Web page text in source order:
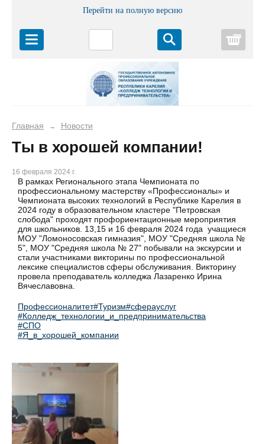
Перейти на полную версию
Главная → Новости
Ты в хорошей компании!
16 февраля 2024 г.
В рамках Регионального этапа Чемпионата по
профессиональному мастерству «Профессионалы» и
Чемпионата высоких технологий в Республике Карелия в
2024 году в образовательном кластере "Петровская
слобода" проходят профориентационные мероприятия
для школьников. 13,15 и 16 февраля 2024 года учащиеся
МОУ "Ломоносовская гимназия", МОУ "Средняя школа №
5", МОУ "Средняя школа № 27" побывали на экскурсии и
стали участниками викторины по профессиональной
лексике специалистов сферы обслуживания. Викторину
провела преподаватель колледжа Лазаренко Ирина
Вячеславовна.
Профессионалитет#Туризм#сферауслуг
#Колледж_технологии_и_предпринимательства
#СПО
#Я_в_хорошей_компании